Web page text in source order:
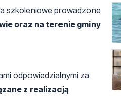
szkoleniowe prowadzone
oraz na terenie gminy
odpowiedzialnymi za
z realizacją